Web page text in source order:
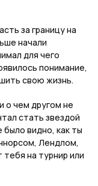
за границу на
начали
для чего
понимание,
свою жизнь.
о чем другом не
стать звездой
было видно, как ты
Лендлом,
на турнир или